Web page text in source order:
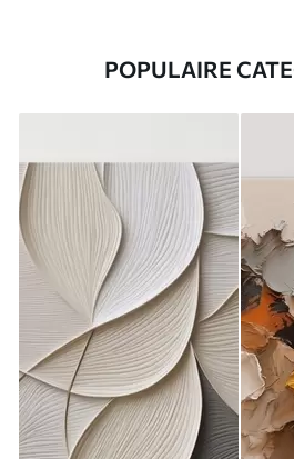
POPULAIRE